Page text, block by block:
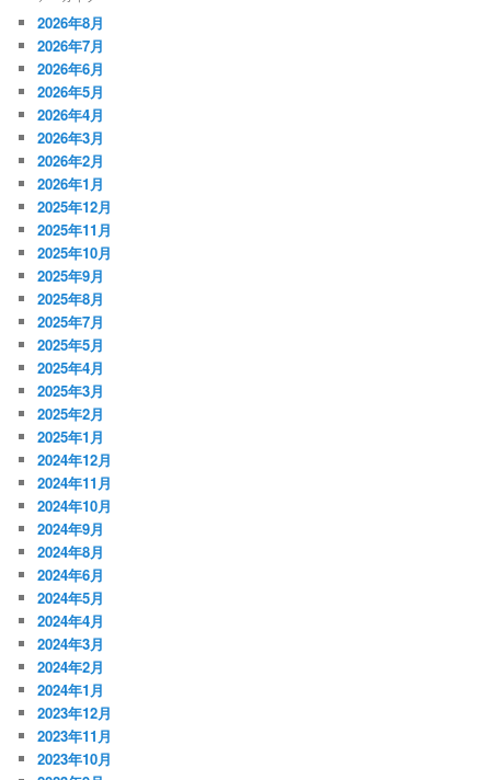
2026年8月
2026年7月
2026年6月
2026年5月
2026年4月
2026年3月
2026年2月
2026年1月
2025年12月
2025年11月
2025年10月
2025年9月
2025年8月
2025年7月
2025年5月
2025年4月
2025年3月
2025年2月
2025年1月
2024年12月
2024年11月
2024年10月
2024年9月
2024年8月
2024年6月
2024年5月
2024年4月
2024年3月
2024年2月
2024年1月
2023年12月
2023年11月
2023年10月